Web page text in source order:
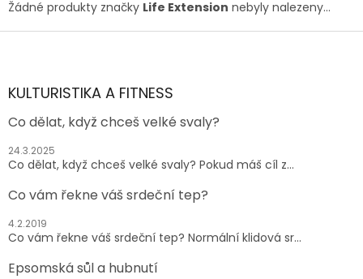
Žádné produkty značky Life Extension nebyly nalezeny...
Z
aKULTURISTIKA A FITNESS
Co dělat, když chceš velké svaly?
24.3.2025
Co dělat, když chceš velké svaly? Pokud máš cíl z...
Co vám řekne váš srdeční tep?
4.2.2019
Co vám řekne váš srdeční tep? Normální klidová sr...
Epsomská sůl a hubnutí